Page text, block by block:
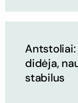
Antstoliai:
didėja,
stabilus